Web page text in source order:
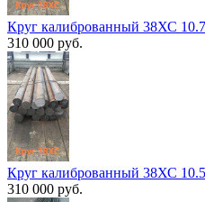
Круг калиброванный 38ХС
310 000 руб.
Круг калиброванный 38ХС
310 000 руб.